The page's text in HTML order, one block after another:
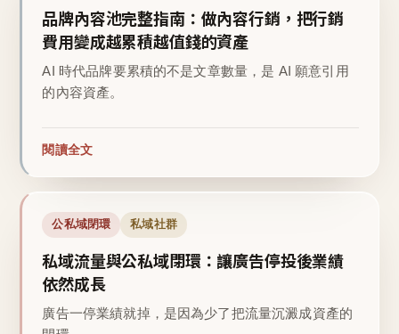
品牌內容池完整指南：做內容行銷，把行銷
費用變成越累積越值錢的資產
AI 時代品牌要累積的不是文章數量，是 AI 願意引用
的內容資產。
閱讀全文
公私域閉環 私域社群
私域流量與公私域閉環：讓廣告停投後業績
依然成長
廣告一停業績就掉，是因為少了把流量沉澱成資產的